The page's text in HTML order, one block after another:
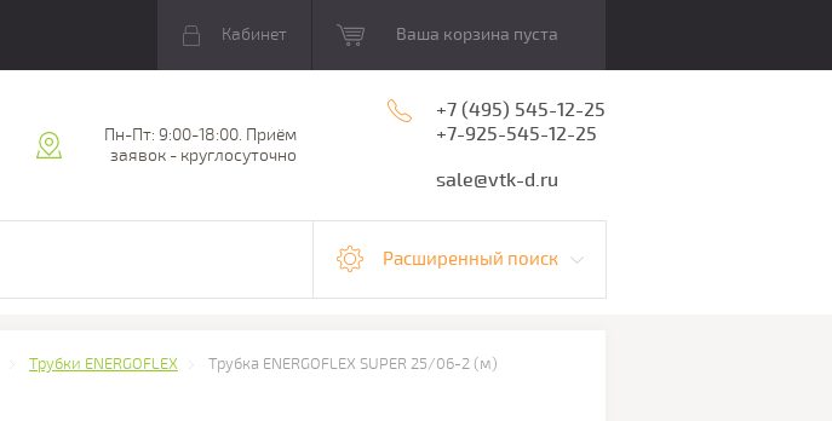
Кабинет Ваша корзина пуста
Пн-Пт: 9:00-18:00. Приём
заявок - круглосуточно
+7 (495) 545-12-25
+7-925-545-12-25
sale@vtk-d.ru
Расширенный поиск
Трубки ENERGOFLEX Трубка ENERGOFLEX SUPER 25/06-2 (м)